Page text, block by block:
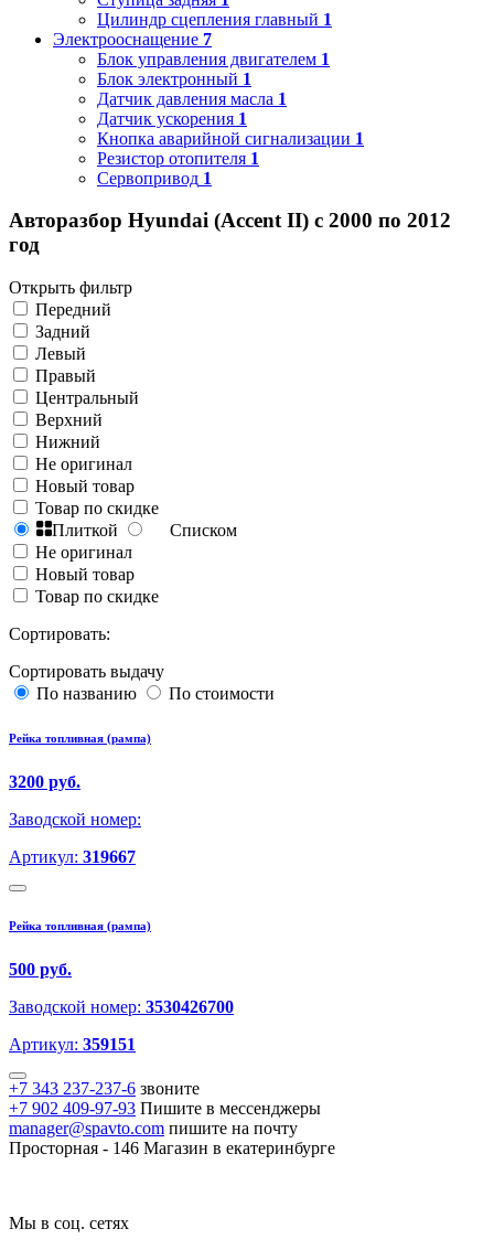
Цилиндр сцепления главный 1
Электрооснащение 7
Блок управления двигателем 1
Блок электронный 1
Датчик давления масла 1
Датчик ускорения 1
Кнопка аварийной сигнализации 1
Резистор отопителя 1
Сервопривод 1
Авторазбор Hyundai (Accent II) с 2000 по 2012
год
Открыть фильтр
Передний
Задний
Левый
Правый
Центральный
Верхний
Нижний
Не оригинал
Новый товар
Товар по скидке
Плиткой
Списком
Не оригинал
Новый товар
Товар по скидке
Сортировать:
Сортировать выдачу
По названию
По стоимости
Рейка топливная (рампа)
3200 руб.
Заводской номер:
Артикул: 319667
Рейка топливная (рампа)
500 руб.
Заводской номер: 3530426700
Артикул: 359151
+7 343 237-237-6 звоните
+7 902 409-97-93 Пишите в мессенджеры
manager@spavto.com пишите на почту
Просторная - 146 Магазин в екатеринбурге
Мы в соц. сетях